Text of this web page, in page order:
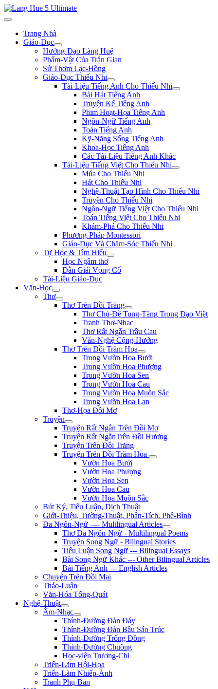
Trang Nhà
Giáo-Dục
Hướng-Đạo Làng Huệ
Phẩm-Vật Của Trân Gian
Sử Thơm Lạc-Hồng
Giáo-Dục Thiếu Nhi
Tài-Liệu Tiếng Anh Cho Thiếu Nhi
Bài Hát Tiếng Anh
Truyện Kể Tiếng Anh
Phim Hoạt-Họa Tiếng Anh
Ngôn-Ngữ Tiếng Anh
Toán Tiếng Anh
Kỹ-Năng Sống Tiếng Anh
Khoa-Học Tiếng Anh
Các Tài-Liệu Tiếng Anh Khác
Tài-Liệu Tiếng Việt Cho Thiếu Nhi
Múa Cho Thiếu Nhi
Hát Cho Thiếu Nhi
Nghệ-Thuật Tạo Hình Cho Thiếu Nhi
Truyện Cho Thiếu Nhi
Ngôn-Ngữ Tiếng Việt Cho Thiếu Nhi
Toán Tiếng Việt Cho Thiếu Nhi
Khám-Phá Cho Thiếu Nhi
Phương-Pháp Montessori
Giáo-Dục Và Chăm-Sóc Thiếu Nhi
Tự Học & Tìm Hiểu
Học Ngâm thơ
Dẫn Giải Vọng Cổ
Tài-Liệu Giáo-Dục
Văn-Học
Thơ
Thơ Trên Đồi Trăng
Thơ Chủ-Đề Tung-Tăng Trong Đạo Việt
Tranh Thơ-Nhac
Thơ Rất Ngắn Trầu Cau
Văn-Nghệ Cộng-Hưởng
Thơ Trên Đồi Trăm Hoa
Trong Vườn Hoa Bưởi
Trong Vườn Hoa Phượng
Trong Vườn Hoa Sen
Trong Vườn Hoa Cau
Trong Vườn Hoa Muôn Sắc
Trong Vườn Hoa Lan
Thơ-Họa Đồi Mơ
Truyện
Truyện Rất Ngắn Trên Đồi Mơ
Truyện Rất NgắnTrên Đồi Hương
Truyện Trên Đồi Trăng
Truyện Trên Đồi Trăm Hoa
Vườn Hoa Bưởi
Vườn Hoa Phượng
Vườn Hoa Sen
Vườn Hoa Cau
Vườn Hoa Muôn Sắc
Bút Ký, Tiểu Luận, Dịch Thuật
Giới-Thiệu, Tường-Thuật, Phân-Tích, Phê-Bình
Đa Ngôn-Ngữ ---- Multlingual Articles
Thơ Đa Ngôn-Ngữ - Multilingual Poems
Truyện Song Ngữ - Bilingual Stories
Tiểu Luận Song Ngữ --- Bilingual Essays
Bài Song Ngữ Khác --- Other Bilingual Articles
Bài Tiếng Anh --- English Articles
Chuyện Trên Đồi Mai
Thảo-Luận
Văn-Hóa Tổng-Quát
Nghệ-Thuật
Âm-Nhạc
Thính-Đường Đàn Đáy
Thính-Đường Đàn Bầu Sáo Trúc
Thính-Đường Trống Đồng
Thính-Đường Chuông
Học-viện Trương-Chi
Triển-Lãm Hội-Họa
Triển-Lãm Nhiếp-Ảnh
Tranh Phụ-Bản